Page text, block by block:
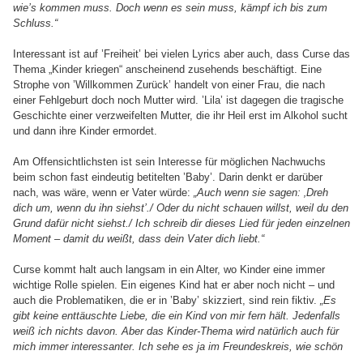
wie’s kommen muss. Doch wenn es sein muss, kämpf ich bis zum
Schluss.“
Interessant ist auf ’Freiheit’ bei vielen Lyrics aber auch, dass Curse das
Thema „Kinder kriegen“ anscheinend zusehends beschäftigt. Eine
Strophe von ’Willkommen Zurück’ handelt von einer Frau, die nach
einer Fehlgeburt doch noch Mutter wird. ’Lila’ ist dagegen die tragische
Geschichte einer verzweifelten Mutter, die ihr Heil erst im Alkohol sucht
und dann ihre Kinder ermordet.
Am Offensichtlichsten ist sein Interesse für möglichen Nachwuchs
beim schon fast eindeutig betitelten ’Baby’. Darin denkt er darüber
nach, was wäre, wenn er Vater würde: „Auch wenn sie sagen: ‚Dreh
dich um, wenn du ihn siehst’./ Oder du nicht schauen willst, weil du den
Grund dafür nicht siehst./ Ich schreib dir dieses Lied für jeden einzelnen
Moment – damit du weißt, dass dein Vater dich liebt.“
Curse kommt halt auch langsam in ein Alter, wo Kinder eine immer
wichtige Rolle spielen. Ein eigenes Kind hat er aber noch nicht – und
auch die Problematiken, die er in ’Baby’ skizziert, sind rein fiktiv. „Es
gibt keine enttäuschte Liebe, die ein Kind von mir fern hält. Jedenfalls
weiß ich nichts davon. Aber das Kinder-Thema wird natürlich auch für
mich immer interessanter. Ich sehe es ja im Freundeskreis, wie schön